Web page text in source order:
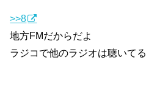
>>8
地方FMだからだよ
ラジコで他のラジオは聴いてる